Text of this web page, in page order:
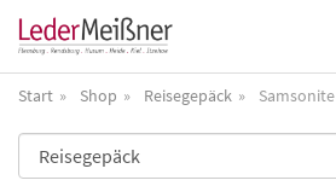
Start Shop Reisegepäck Samsonite